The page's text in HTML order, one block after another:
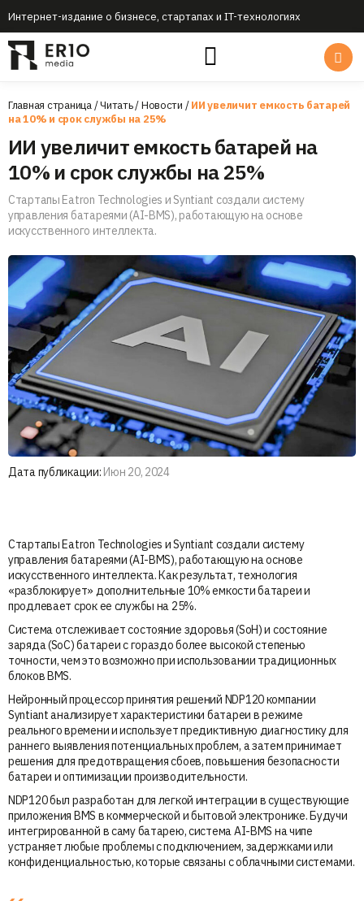
Интернет-издание о бизнесе, стартапах и IT-технологиях
Главная страница/Читать/Новости /ИИ увеличит емкость батарей
на 10% и срок службы на 25%
ИИ увеличит емкость батарей на
10% и срок службы на 25%
Стартапы Eatron Technologies и Syntiant создали систему
управления батареями (AI-BMS), работающую на основе
искусственного интеллекта.
Дата публикации: Июн 20, 2024
Стартапы Eatron Technologies и Syntiant создали систему
управления батареями (AI-BMS), работающую на основе
искусственного интеллекта. Как результат, технология
«разблокирует» дополнительные 10% емкости батареи и
продлевает срок ее службы на 25%.
Система отслеживает состояние здоровья (SoH) и состояние
заряда (SoC) батареи с гораздо более высокой степенью
точности, чем это возможно при использовании традиционных
блоков BMS.
Нейронный процессор принятия решений NDP120 компании
Syntiant анализирует характеристики батареи в режиме
реального времени и использует предиктивную диагностику для
раннего выявления потенциальных проблем, а затем принимает
решения для предотвращения сбоев, повышения безопасности
батареи и оптимизации производительности.
NDP120 был разработан для легкой интеграции в существующие
приложения BMS в коммерческой и бытовой электронике. Будучи
интегрированной в саму батарею, система AI-BMS на чипе
устраняет любые проблемы с подключением, задержками или
конфиденциальностью, которые связаны с облачными системами.